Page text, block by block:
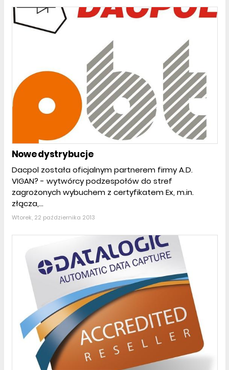
Nowe dystrybucje
Dacpol została oficjalnym partnerem firmy A.D.
VIGAN? - wytwórcy podzespołów do stref
zagrożonych wybuchem z certyfikatem Ex, m.in.
złącza,...
Wtorek, 22 października 2013